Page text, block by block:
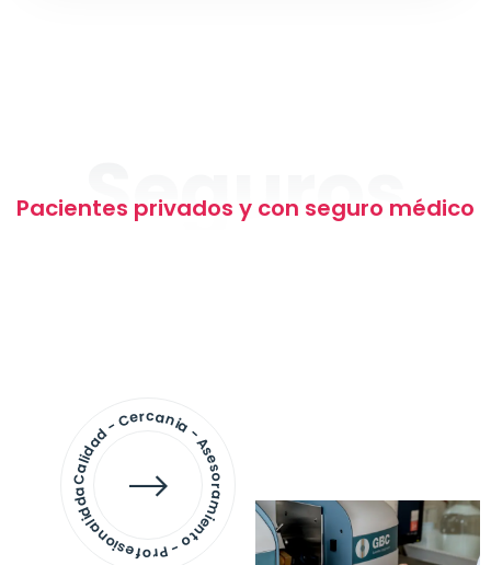
Seguros
Pacientes privados y con seguro médico
Calidad - Cercania - Asesoramiento - Profesionalidda